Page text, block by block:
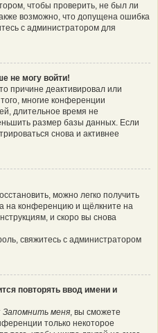
чтобы проверить, не был ли
возможно, что допущена ошибка
с администратором для
не могу войти!
причине деактивировал или
многие конференции
длительное время не
размер базы данных. Если
снова и активнее
можно легко получить
на конференцию и щёлкните на
и скоро вы снова
свяжитесь с администратором
повторять ввод имени и
Запомнить меня, вы сможете
только некоторое